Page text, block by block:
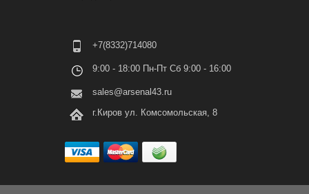
+7(8332)714080
9:00 - 18:00 Пн-Пт Сб 9:00 - 16:00
sales@arsenal43.ru
г.Киров ул. Комсомольская, 8